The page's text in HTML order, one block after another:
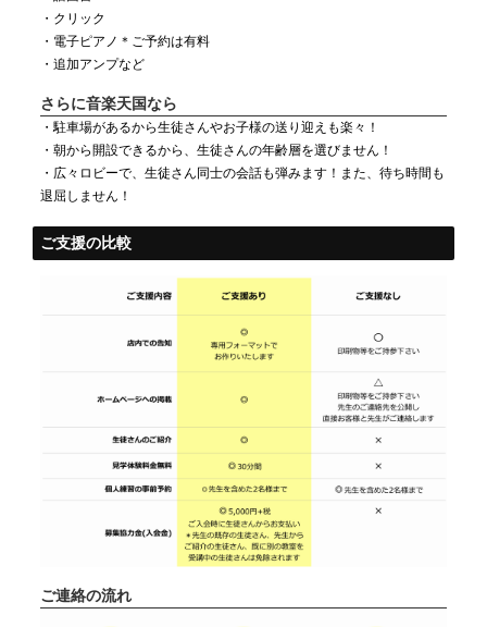
・クリック
・電子ピアノ＊ご予約は有料
・追加アンプなど
さらに音楽天国なら
・駐車場があるから生徒さんやお子様の送り迎えも楽々！
・朝から開設できるから、生徒さんの年齢層を選びません！
・広々ロビーで、生徒さん同士の会話も弾みます！また、待ち時間も
退屈しません！
ご支援の比較
ご連絡の流れ